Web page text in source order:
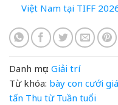
Việt Nam tại TIFF
Danh mục: Giải trí
Từ khóa: bày con cưới
tấn Thu từ Tuần tuổi